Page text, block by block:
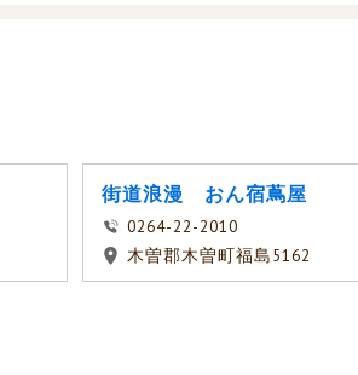
街道浪漫 おん宿蔦屋
0264-22-2010
木曽郡木曽町福島5162